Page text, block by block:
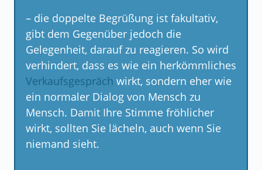
– die doppelte Begrüßung ist fakultativ,
gibt dem Gegenüber jedoch die
Gelegenheit, darauf zu reagieren. So wird
verhindert, dass es wie ein herkömmliches
Verkaufsgespräch wirkt, sondern eher wie
ein normaler Dialog von Mensch zu
Mensch. Damit Ihre Stimme fröhlicher
wirkt, sollten Sie lächeln, auch wenn Sie
niemand sieht.